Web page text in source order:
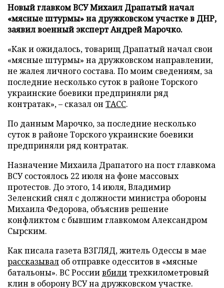
Новый главком ВСУ Михаил Драпатый начал
«мясные штурмы» на дружковском участке в ДНР,
заявил военный эксперт Андрей Марочко.
«Как и ожидалось, товарищ Драпатый начал свои
«мясные штурмы» на дружковском направлении,
не жалея личного состава. По моим сведениям, за
последние несколько суток в районе Торского
украинские боевики предприняли ряд
контратак», – сказал он ТАСС.
По данным Марочко, за последние несколько
суток в районе Торского украинские боевики
предприняли ряд контратак.
Назначение Михаила Драпатого на пост главкома
ВСУ состоялось 22 июля на фоне массовых
протестов. До этого, 14 июля, Владимир
Зеленский снял с должности министра обороны
Михаила Федорова, объяснив решение
конфликтом с бывшим главкомом Александром
Сырским.
Как писала газета ВЗГЛЯД, житель Одессы в мае
рассказывал об отправке одесситов в «мясные
батальоны». ВС Россиивбили трехкилометровый
клин в оборону ВСУ на дружковском участке.